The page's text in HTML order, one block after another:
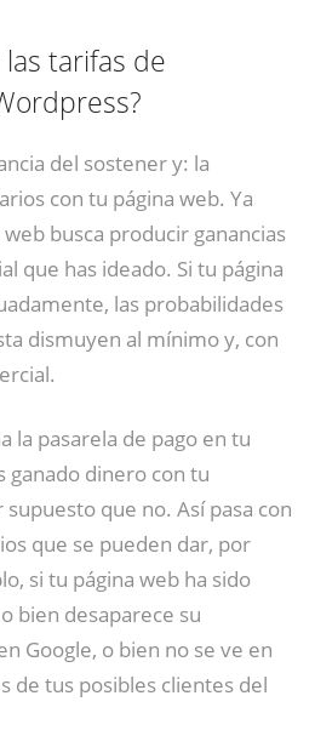
tarifas de
del sostener y: la
con tu página web. Ya
busca producir ganancias
que has ideado. Si tu página
las probabilidades
dismuyen al mínimo y, con
la pasarela de pago en tu
ganado dinero con tu
que no. Así pasa con
que se pueden dar, por
si tu página web ha sido
bien desaparece su
Google, o bien no se ve en
de tus posibles clientes del